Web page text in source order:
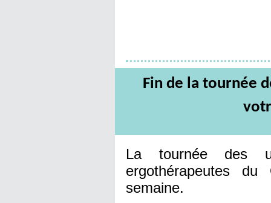
Fin de la tournée
La tournée des
ergothérapeutes
semaine.